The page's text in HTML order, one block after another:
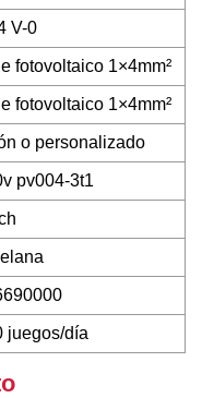
V-0
fotovoltaico 1×4mm²
fotovoltaico 1×4mm²
o personalizado
pv004-3t1
juegos/día